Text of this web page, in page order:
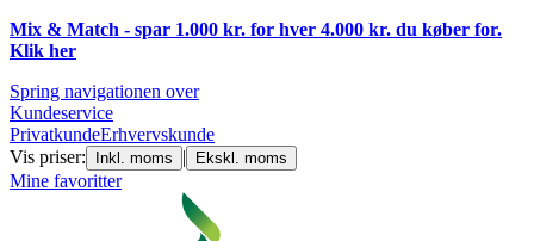
Mix & Match - spar 1.000 kr. for hver 4.000 kr. du køber for.
Klik her
Spring navigationen over
Kundeservice
PrivatkundeErhvervskunde
Vis priser:
Inkl. moms | Ekskl. moms
Mine favoritter